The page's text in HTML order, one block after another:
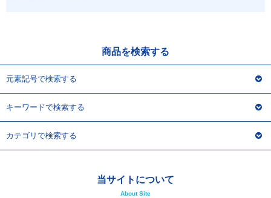
商品を検索する
元素記号で検索する
キーワードで検索する
カテゴリで検索する
当サイトについて
About Site